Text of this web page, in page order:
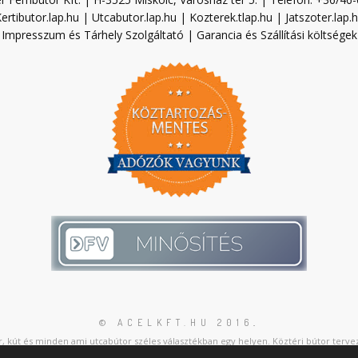
| Utcabutor.lap.hu | Kozterek.tlap.hu |
Impresszum és Tárhely Szolgáltató | Garancia és Szállítási költségek
© ACELKFT.HU 2016 .
kút és minden ami utcabútor széles választékban egy helyen. Köztéri bútor